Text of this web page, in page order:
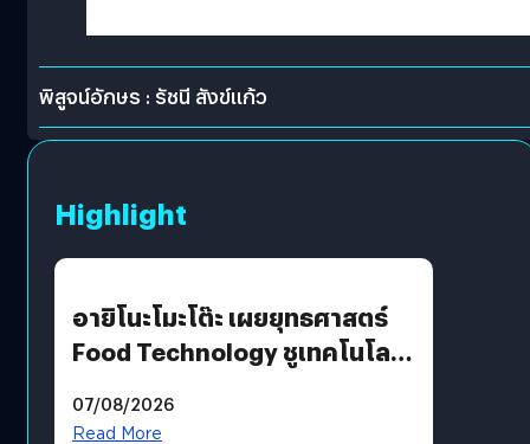
พิสูจน์อักษร : รัชนี สังข์แก้ว
Highlight
อายิโนะโมะโต๊ะ เผยยุทธศาสตร์
Food Technology ชูเทคโนโลยี
บริโภคและ B2B
07/08/2026
Read More